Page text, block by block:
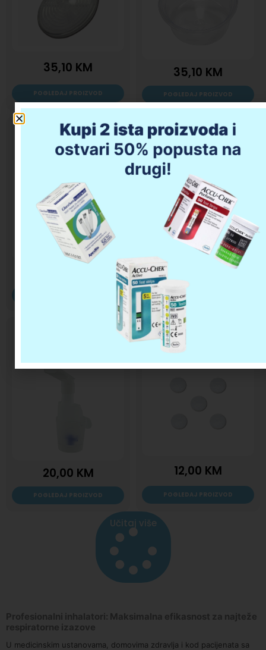
35,10 KM
POGLEDAJ PROIZVOD
35,10 KM
POGLEDAJ PROIZVOD
Bakteriološki filter
za Profi Sonic
Inhalacioni set za
PrizJet
KM
POGLEDAJ PROIZVOD
20,00 KM
POGLEDAJ PROIZVOD
Filteri za inhalator
12,00 KM
POGLEDAJ PROIZVOD
Učitaj više
U medicinskim ustanovama, domovima zdravlja i kod pacijenata sa